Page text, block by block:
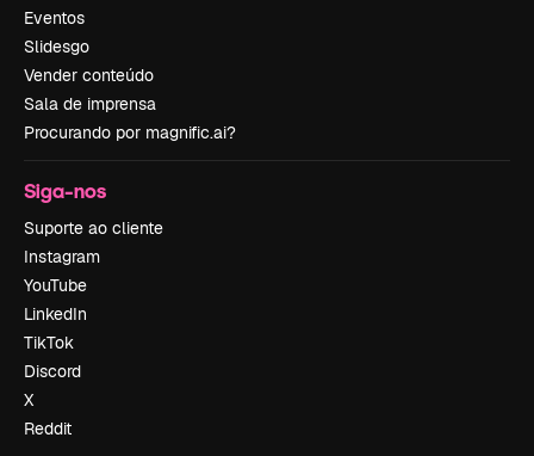
Eventos
Slidesgo
Vender conteúdo
Sala de imprensa
Procurando por magnific.ai?
Siga-nos
Suporte ao cliente
Instagram
YouTube
LinkedIn
TikTok
Discord
X
Reddit